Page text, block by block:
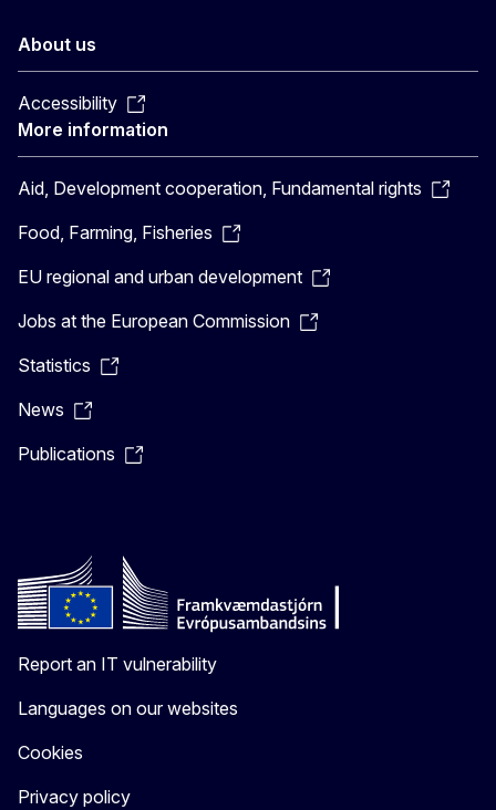
About us
Accessibility
More information
Aid, Development cooperation, Fundamental rights
Food, Farming, Fisheries
EU regional and urban development
Jobs at the European Commission
Statistics
News
Publications
Report an IT vulnerability
Languages on our websites
Cookies
Privacy policy